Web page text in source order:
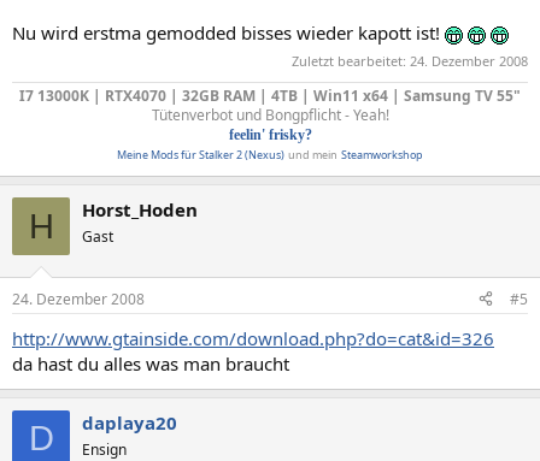
Nu wird erstma gemodded bisses wieder kapott ist!
Zuletzt bearbeitet: 24. Dezember 2008
I7 13000K | RTX4070 | 32GB RAM | 4TB | Win11 x64 | Samsung TV 55"
Tütenverbot und Bongpflicht - Yeah!
feelin' frisky?
Meine Mods für Stalker 2 (Nexus) und mein Steamworkshop
H Horst_Hoden
Gast
24. Dezember 2008 #5
http://www.gtainside.com/download.php?do=cat&id=326
da hast du alles was man braucht
D daplaya20
Ensign